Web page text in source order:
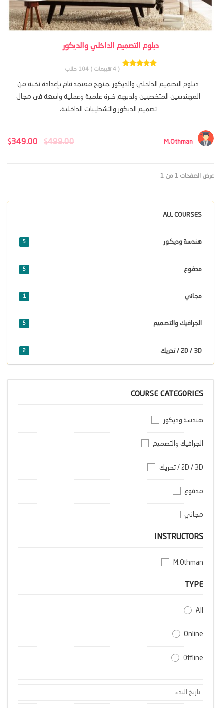
دبلوم التصميم الداخلي والديكور
( 4 تقييمات ) 104 طلاب
دبلوم التصميم الداخلي والديكور بمنهج معتمد قام بإعدادة نخبة من
المهندسين المتخصيين ولديهم خبرة علمية وعملية واسعة فى مجال
تصميم الديكور والتشطيبات الداخلية.
$499.00
السعر
$349.00 M.Othman
عرض الصفحات 1 من 1
ALL COURSES
هندسة وديكور 5
مدفوع 5
مجاني 1
الجرافيك والتصميم 5
2D / 3D / تحريك 2
COURSE CATEGORIES
هندسة وديكور
الجرافيك والتصميم
2D / 3D / تحريك
مدفوع
مجاني
INSTRUCTORS
M.Othman
TYPE
All
Online
Offline